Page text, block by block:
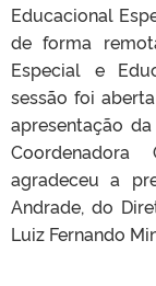
Educacional
de forma
Especial e
sessão foi
apresentação
agradeceu a
Andrade, do
Luiz Fernando